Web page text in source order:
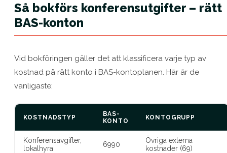
Så bokförs konferensutgifter – rätt
BAS-konton
Vid bokföringen gäller det att klassificera varje typ av
kostnad på rätt konto i BAS-kontoplanen. Här är de
vanligaste:
KOSTNADSTYP
BAS-
KONTO
KONTOGRUPP
Konferensavgifter,
lokalhyra
6990
Övriga externa
kostnader (69)